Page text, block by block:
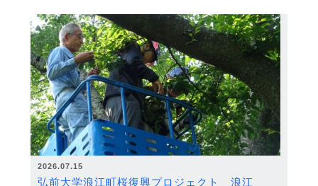
2026.07.15
弘前大学浪江町桜復興プロジェクト 浪江